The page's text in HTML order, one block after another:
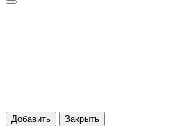
Добавить Закрыть